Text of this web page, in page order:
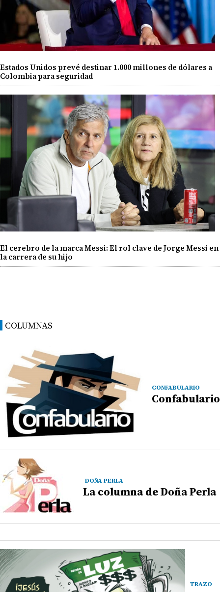
Estados Unidos prevé destinar 1.000 millones de dólares a
Colombia para seguridad
El cerebro de la marca Messi: El rol clave de Jorge Messi en
la carrera de su hijo
COLUMNAS
CONFABULARIO
Confabulario
DOÑA PERLA
La columna de Doña Perla
TRAZO